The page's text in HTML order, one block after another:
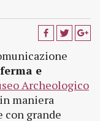
e
Archeologico
maniera
con grande